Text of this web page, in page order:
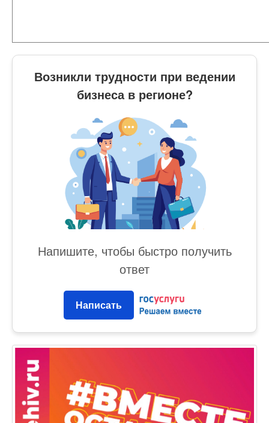
Возникли трудности при ведении
бизнеса в регионе?
Напишите, чтобы быстро получить
ответ
Написать